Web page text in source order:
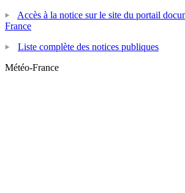
Accès à la notice sur le site du portail
France
Liste complète des notices publiques
Météo-France